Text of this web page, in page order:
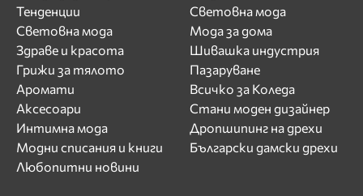
Тенденции
Световна мода
Здраве и красота
Грижи за тялото
Аромати
Аксесоари
Интимна мода
Модни списания и книги
Любопитни новини
Световна мода
Мода за дома
Шивашка индустрия
Пазаруване
Всичко за Коледа
Стани моден дизайнер
Дропшипинг на дрехи
Български дамски дрехи